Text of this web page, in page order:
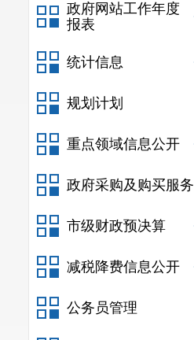
政府网站工作年度
报表
统计信息
规划计划
重点领域信息公开
政府采购及购买服务
市级财政预决算
减税降费信息公开
公务员管理